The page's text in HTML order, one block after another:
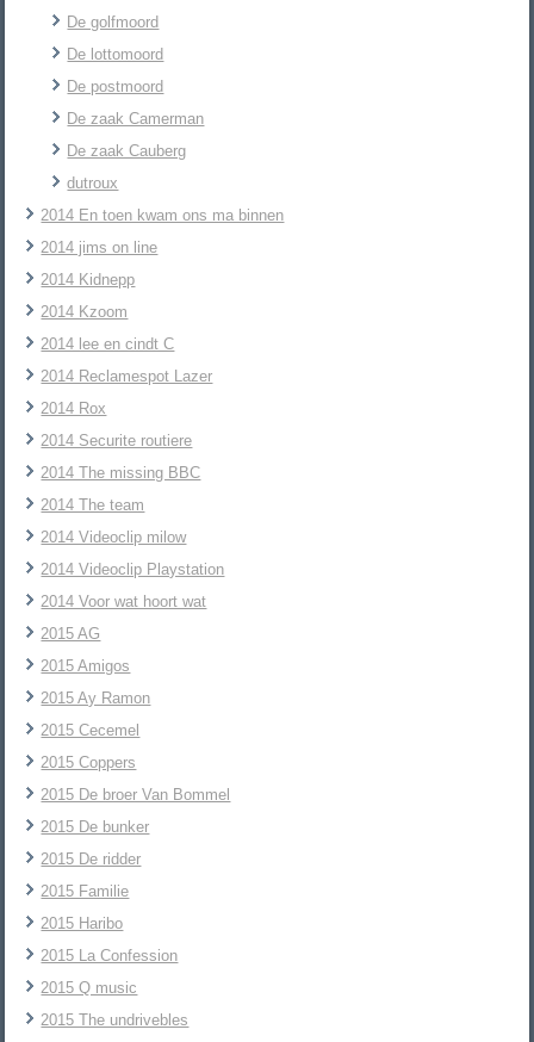
De golfmoord
De lottomoord
De postmoord
De zaak Camerman
De zaak Cauberg
dutroux
2014 En toen kwam ons ma binnen
2014 jims on line
2014 Kidnepp
2014 Kzoom
2014 lee en cindt C
2014 Reclamespot Lazer
2014 Rox
2014 Securite routiere
2014 The missing BBC
2014 The team
2014 Videoclip milow
2014 Videoclip Playstation
2014 Voor wat hoort wat
2015 AG
2015 Amigos
2015 Ay Ramon
2015 Cecemel
2015 Coppers
2015 De broer Van Bommel
2015 De bunker
2015 De ridder
2015 Familie
2015 Haribo
2015 La Confession
2015 Q music
2015 The undrivebles